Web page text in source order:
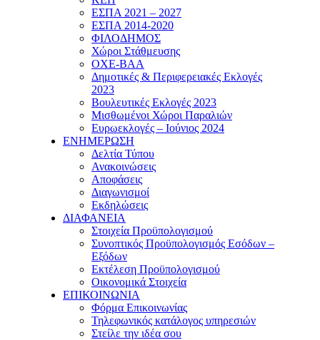
ΕΣΠΑ 2021 – 2027
ΕΣΠΑ 2014-2020
ΦΙΛΟΔΗΜΟΣ
Χώροι Στάθμευσης
ΟΧΕ-ΒΑΑ
Δημοτικές & Περιφερειακές Εκλογές
2023
Βουλευτικές Εκλογές 2023
Μισθωμένοι Χώροι Παραλιών
Ευρωεκλογές – Ιούνιος 2024
ΕΝΗΜΕΡΩΣΗ
Δελτία Τύπου
Ανακοινώσεις
Αποφάσεις
Διαγωνισμοί
Εκδηλώσεις
ΔΙΑΦΑΝΕΙΑ
Στοιχεία Προϋπολογισμού
Συνοπτικός Προϋπολογισμός Εσόδων –
Εξόδων
Εκτέλεση Προϋπολογισμού
Οικονομικά Στοιχεία
ΕΠΙΚΟΙΝΩΝΙΑ
Φόρμα Επικοινωνίας
Τηλεφωνικός κατάλογος υπηρεσιών
Στείλε την ιδέα σου